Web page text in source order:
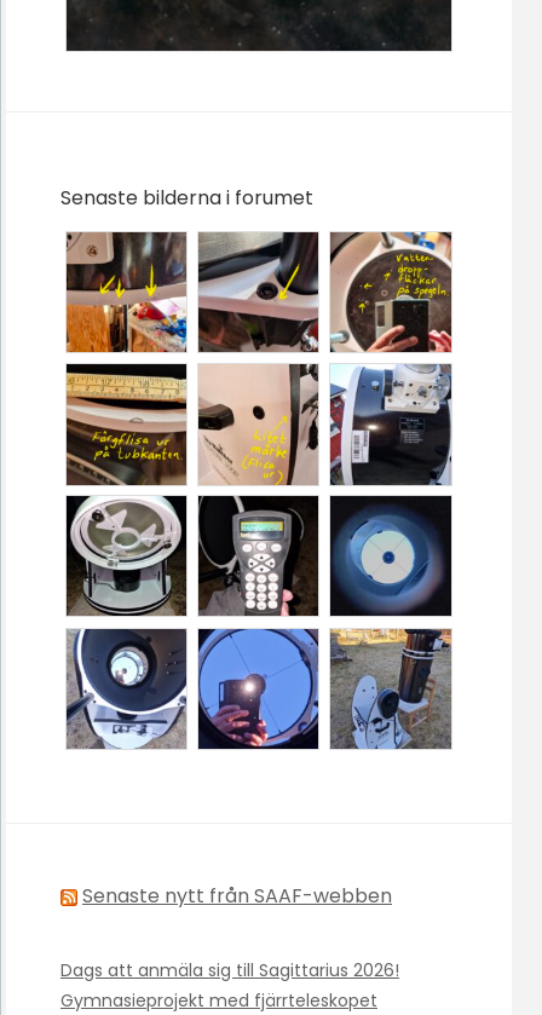
Senaste bilderna i forumet
Senaste nytt från SAAF-webben
Dags att anmäla sig till Sagittarius 2026!
Gymnasieprojekt med fjärrteleskopet